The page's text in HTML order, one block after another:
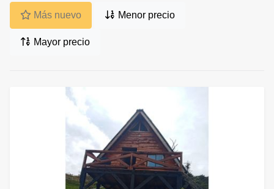
Más nuevo Menor precio
Mayor precio